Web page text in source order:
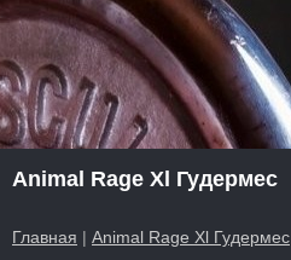
Animal Rage Xl Гудермес
Главная | Animal Rage Xl Гудермес